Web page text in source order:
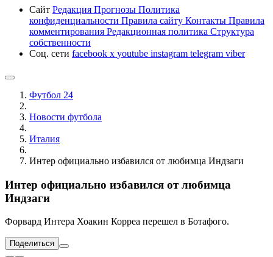
Сайт Редакция Прогнозы Политика
конфиденциальности Правила сайту Контакты Правила
комментирования Редакционная политика Структура
собственности
Соц. сети facebook x youtube instagram telegram viber
Футбол 24
Новости футбола
Италия
Интер официально избавился от любимца Индзаги
Интер официально избавился от любимца
Индзаги
Форвард Интера Хоакин Корреа перешел в Ботафого.
Поделиться